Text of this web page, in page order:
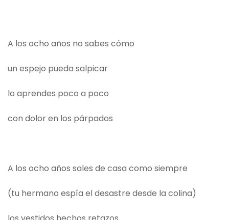
A los ocho años no sabes cómo
un espejo pueda salpicar
lo aprendes poco a poco
con dolor en los párpados
A los ocho años sales de casa como siempre
(tu hermano espía el desastre desde la colina)